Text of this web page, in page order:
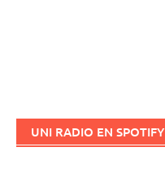
UNI RADIO EN SPOTIFY